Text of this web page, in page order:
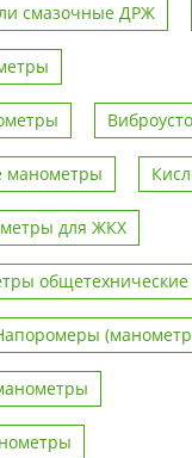
смазочные ДРЖ
манометры
для ЖКХ
общетехнические